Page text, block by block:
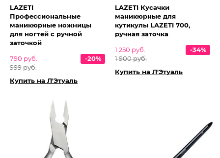
LAZETI
Профессиональные
маникюрные ножницы
для ногтей с ручной
заточкой
790 руб.
999 руб.
-20%
Купить на Л'Этуаль
LAZETI Кусачки
маникюрные для
кутикулы LAZETI 700,
ручная заточка
1 250 руб.
1 900 руб.
-34%
Купить на Л'Этуаль